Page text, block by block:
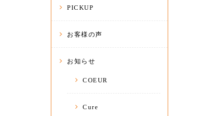
PICKUP
お客様の声
お知らせ
COEUR
Cure